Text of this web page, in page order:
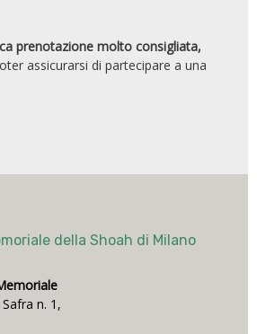
prenotazione molto consigliata,
assicurarsi di partecipare a una
della Shoah di Milano
n. 1,